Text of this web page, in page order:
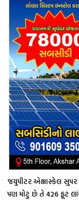
જયુપીટર એક્ષાસ્કેલ સુપર
પણ મોટુ છે તે 426 ફૂટ